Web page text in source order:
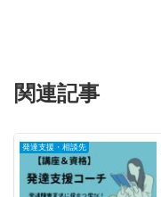
関連記事
発達支援・相談先